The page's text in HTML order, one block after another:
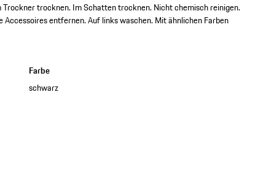
trocknen. Im Schatten trocknen. Nicht chemisch reinigen.
entfernen. Auf links waschen. Mit ähnlichen Farben
Farbe
schwarz